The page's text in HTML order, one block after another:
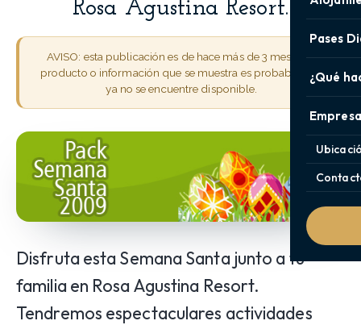
Pases
¿Qué
Rosa Agustina Resort.
AVISO: esta publicación es de hace más de 3 meses. El
producto o información que se muestra es probable que
ya no se encuentre disponible.
Disfruta esta Semana Santa junto a tu
familia en Rosa Agustina Resort.
Tendremos espectaculares actividades